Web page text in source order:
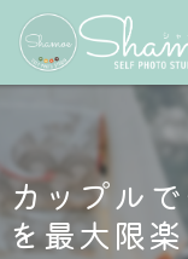
カップル
を最大限